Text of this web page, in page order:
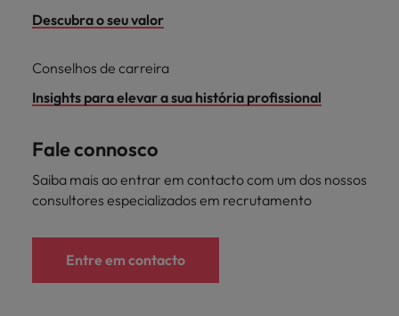
Descubra o seu valor
Conselhos de carreira
Insights para elevar a sua história profissional
Fale connosco
Saiba mais ao entrar em contacto com um dos nossos
consultores especializados em recrutamento
Entre em contacto